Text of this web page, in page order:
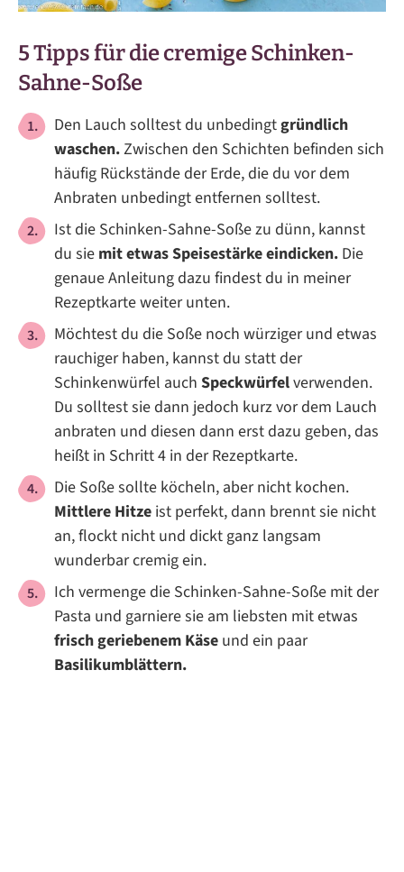
5 Tipps für die cremige Schinken-
Sahne-Soße
Den Lauch solltest du unbedingtgründlich
waschen.Zwischen den Schichten befinden sich
häufig Rückstände der Erde, die du vor dem
Anbraten unbedingt entfernen solltest.
Ist die Schinken-Sahne-Soße zu dünn, kannst
du sie mit etwas Speisestärke eindicken. Die
genaue Anleitung dazu findest du in meiner
Rezeptkarte weiter unten.
Möchtest du die Soße noch würziger und etwas
rauchiger haben, kannst du statt der
Schinkenwürfel auch Speckwürfelverwenden.
Du solltest sie dann jedoch kurz vor dem Lauch
anbraten und diesen dann erst dazu geben, das
heißt in Schritt 4 in der Rezeptkarte.
Die Soße sollte köcheln, aber nicht kochen.
Mittlere Hitze ist perfekt, dann brennt sie nicht
an, flockt nicht und dickt ganz langsam
wunderbar cremig ein.
Ich vermenge die Schinken-Sahne-Soße mit der
Pasta und garniere sie am liebsten mit etwas
frisch geriebenem Käse und ein paar
Basilikumblättern.